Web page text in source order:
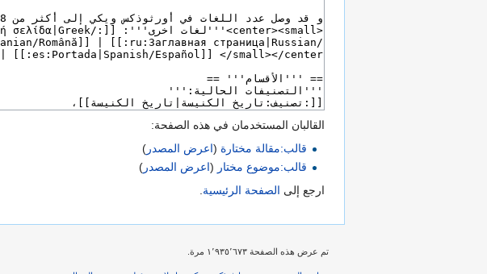
القالبان المستخدمان في هذه الصفحة:
قالب:مقالة مختارة (اعرض المصدر)
قالب:موضوع مختار (اعرض المصدر)
ارجع إلى الصفحة الرئيسية.
تم عرض هذه الصفحة ١٬٩٣٥٬٦٧٣ مرة.